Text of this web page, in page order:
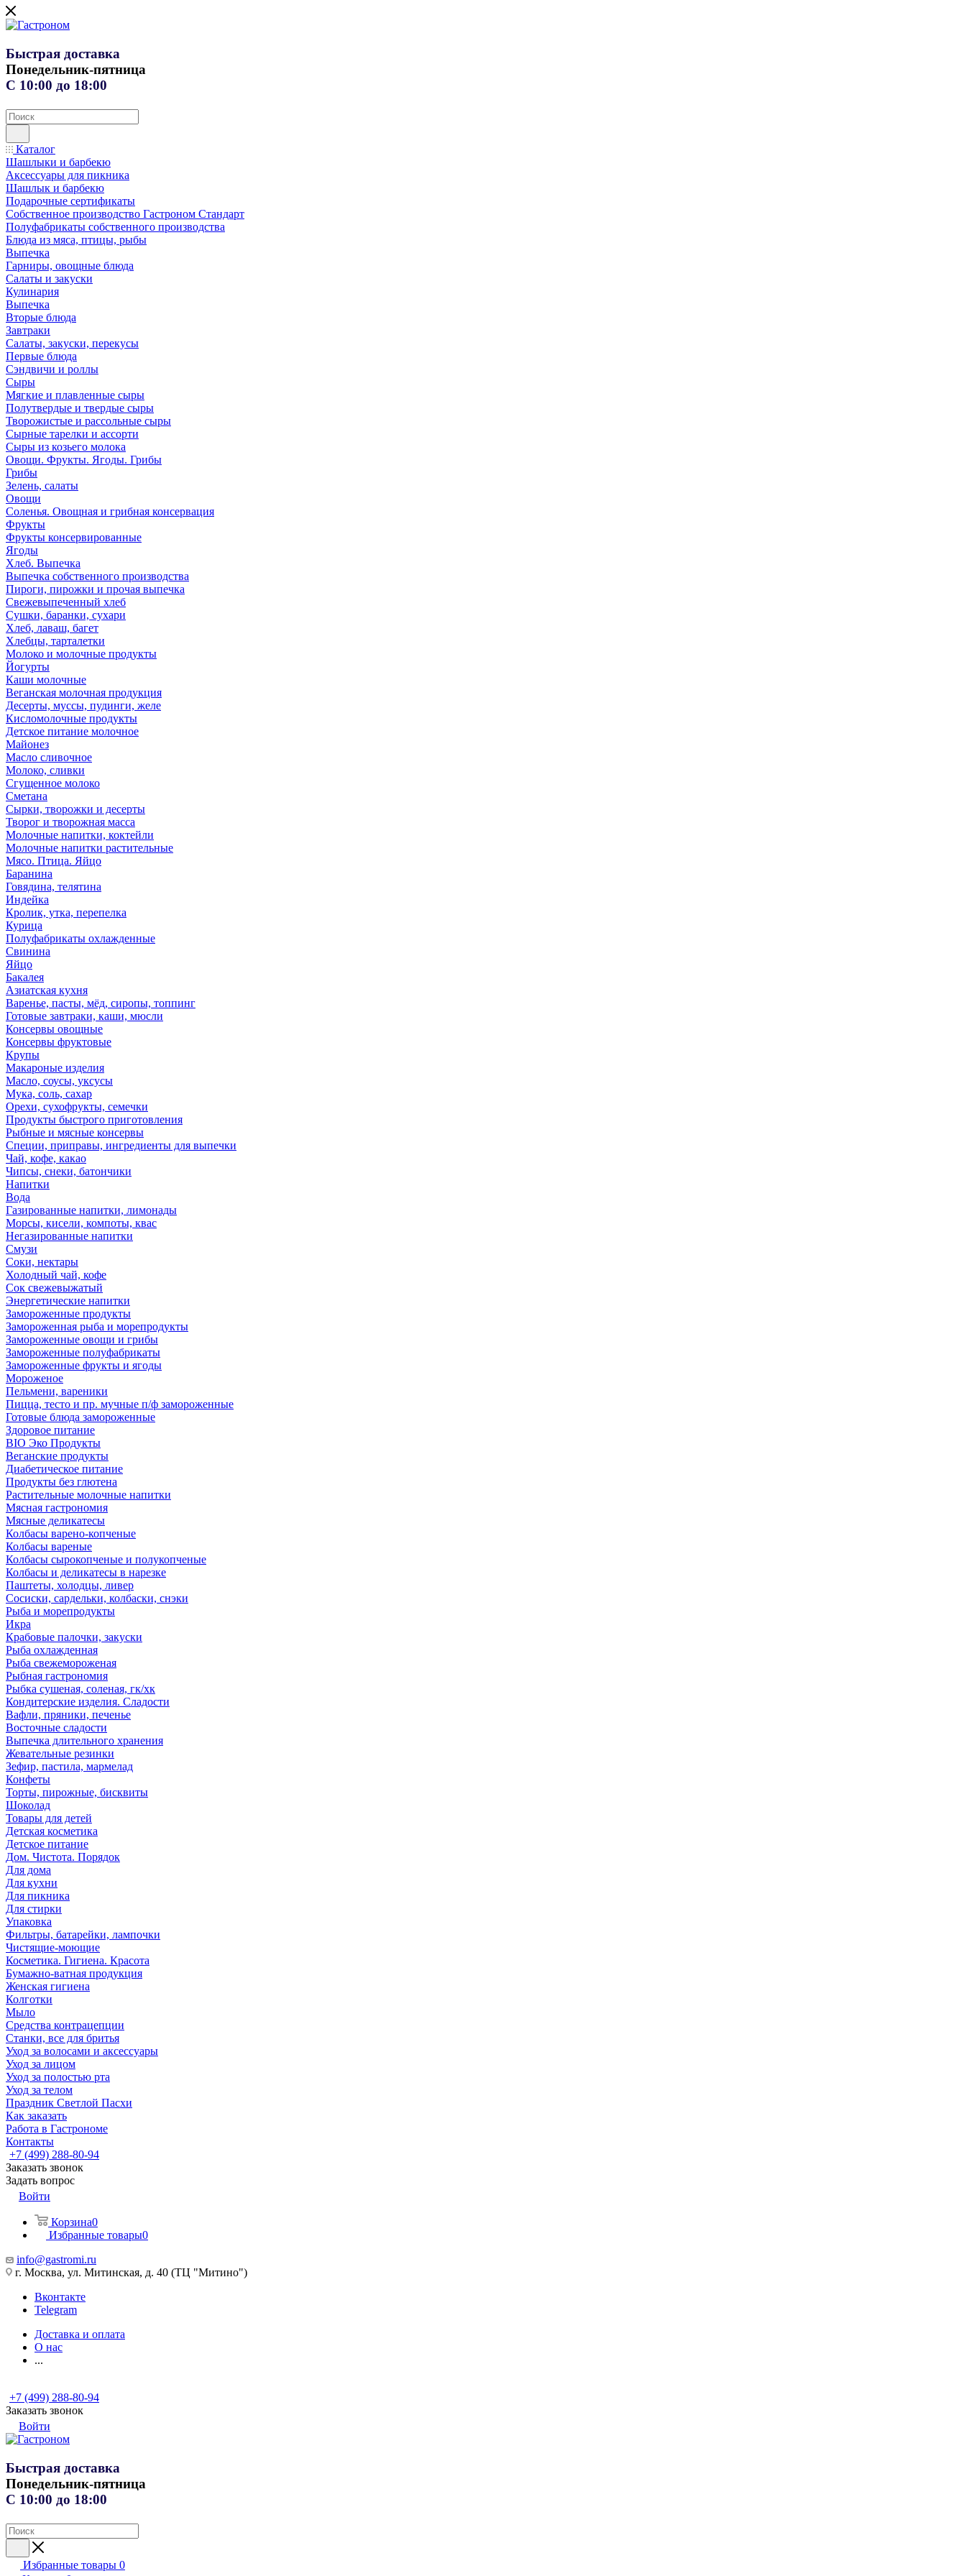
Быстрая доставка
Понедельник-пятница
С 10:00 до 18:00
Каталог
Шашлыки и барбекю
Аксессуары для пикника
Шашлык и барбекю
Подарочные сертификаты
Собственное производство Гастроном Стандарт
Полуфабрикаты собственного производства
Блюда из мяса, птицы, рыбы
Выпечка
Гарниры, овощные блюда
Салаты и закуски
Кулинария
Выпечка
Вторые блюда
Завтраки
Салаты, закуски, перекусы
Первые блюда
Сэндвичи и роллы
Сыры
Мягкие и плавленные сыры
Полутвердые и твердые сыры
Творожистые и рассольные сыры
Сырные тарелки и ассорти
Сыры из козьего молока
Овощи. Фрукты. Ягоды. Грибы
Грибы
Зелень, салаты
Овощи
Соленья. Овощная и грибная консервация
Фрукты
Фрукты консервированные
Ягоды
Хлеб. Выпечка
Выпечка собственного производства
Пироги, пирожки и прочая выпечка
Свежевыпеченный хлеб
Сушки, баранки, сухари
Хлеб, лаваш, багет
Хлебцы, тарталетки
Молоко и молочные продукты
Йогурты
Каши молочные
Веганская молочная продукция
Десерты, муссы, пудинги, желе
Кисломолочные продукты
Детское питание молочное
Майонез
Масло сливочное
Молоко, сливки
Сгущенное молоко
Сметана
Сырки, творожки и десерты
Творог и творожная масса
Молочные напитки, коктейли
Молочные напитки растительные
Мясо. Птица. Яйцо
Баранина
Говядина, телятина
Индейка
Кролик, утка, перепелка
Курица
Полуфабрикаты охлажденные
Свинина
Яйцо
Бакалея
Азиатская кухня
Варенье, пасты, мёд, сиропы, топпинг
Готовые завтраки, каши, мюсли
Консервы овощные
Консервы фруктовые
Крупы
Макароные изделия
Масло, соусы, уксусы
Мука, соль, сахар
Орехи, сухофрукты, семечки
Продукты быстрого приготовления
Рыбные и мясные консервы
Специи, приправы, ингредиенты для выпечки
Чай, кофе, какао
Чипсы, снеки, батончики
Напитки
Вода
Газированные напитки, лимонады
Морсы, кисели, компоты, квас
Негазированные напитки
Смузи
Соки, нектары
Холодный чай, кофе
Сок свежевыжатый
Энергетические напитки
Замороженные продукты
Замороженная рыба и морепродукты
Замороженные овощи и грибы
Замороженные полуфабрикаты
Замороженные фрукты и ягоды
Мороженое
Пельмени, вареники
Пицца, тесто и пр. мучные п/ф замороженные
Готовые блюда замороженные
Здоровое питание
BIO Эко Продукты
Веганские продукты
Диабетическое питание
Продукты без глютена
Растительные молочные напитки
Мясная гастрономия
Мясные деликатесы
Колбасы варено-копченые
Колбасы вареные
Колбасы сырокопченые и полукопченые
Колбасы и деликатесы в нарезке
Паштеты, холодцы, ливер
Сосиски, сардельки, колбаски, снэки
Рыба и морепродукты
Икра
Крабовые палочки, закуски
Рыба охлажденная
Рыба свежемороженая
Рыбная гастрономия
Рыбка сушеная, соленая, гк/хк
Кондитерские изделия. Сладости
Вафли, пряники, печенье
Восточные сладости
Выпечка длительного хранения
Жевательные резинки
Зефир, пастила, мармелад
Конфеты
Торты, пирожные, бисквиты
Шоколад
Товары для детей
Детская косметика
Детское питание
Дом. Чистота. Порядок
Для дома
Для кухни
Для пикника
Для стирки
Упаковка
Фильтры, батарейки, лампочки
Чистящие-моющие
Косметика. Гигиена. Красота
Бумажно-ватная продукция
Женская гигиена
Колготки
Мыло
Средства контрацепции
Станки, все для бритья
Уход за волосами и аксессуары
Уход за лицом
Уход за полостью рта
Уход за телом
Праздник Светлой Пасхи
Как заказать
Работа в Гастрономе
Контакты
+7 (499) 288-80-94
Заказать звонок
Задать вопрос
Войти
Корзина0
Избранные товары0
info@gastromi.ru
г. Москва, ул. Митинская, д. 40 (ТЦ "Митино")
Вконтакте
Telegram
Доставка и оплата
О нас
...
+7 (499) 288-80-94
Заказать звонок
Войти
Быстрая доставка
Понедельник-пятница
С 10:00 до 18:00
Избранные товары 0